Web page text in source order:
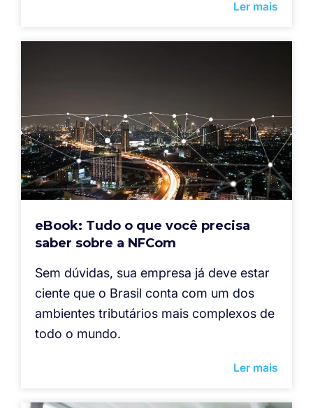
Ler mais
eBook: Tudo o que você precisa
saber sobre a NFCom
Sem dúvidas, sua empresa já deve estar
ciente que o Brasil conta com um dos
ambientes tributários mais complexos de
todo o mundo.
Ler mais